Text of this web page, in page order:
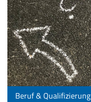
Beruf & Qualifizierung